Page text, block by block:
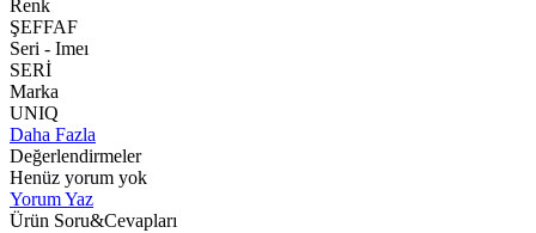
Renk
ŞEFFAF
Seri - Imeı
SERİ
Marka
UNIQ
Daha Fazla
Değerlendirmeler
Henüz yorum yok
Yorum Yaz
Ürün Soru&Cevapları